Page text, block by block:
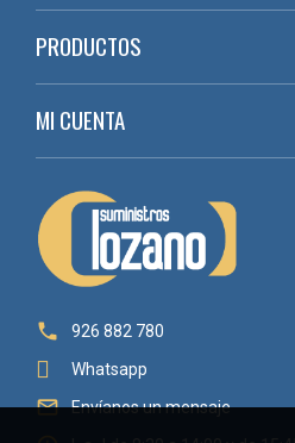
PRODUCTOS
MI CUENTA

926 882 780
Whatsapp
 Envíanos un mensaje